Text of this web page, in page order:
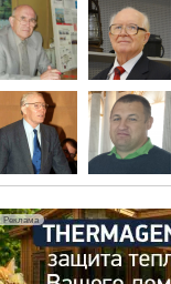
с
5 АВГУСТА
21-й
«ЦОД-
посетит
5 АВГУСТА
Реклама